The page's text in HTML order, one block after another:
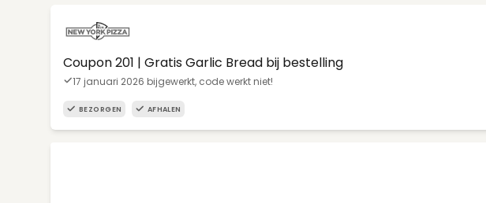
Coupon 201 | Gratis Garlic Bread bij bestelling
17 januari 2026 bijgewerkt, code werkt niet!
BEZORGEN AFHALEN